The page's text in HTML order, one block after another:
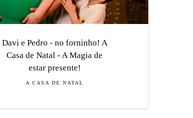
Davi e Pedro - no forninho! A
Casa de Natal - A Magia de
estar presente!
A CASA DE NATAL